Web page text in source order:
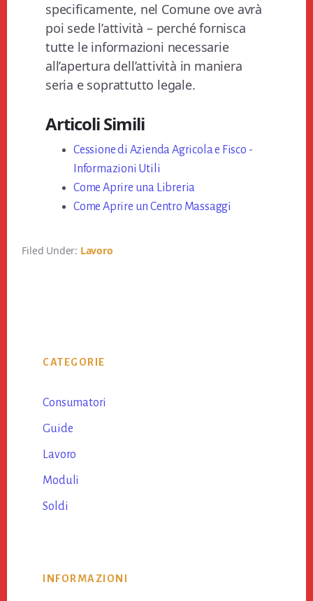
specificamente, nel Comune ove avrà
poi sede l’attività – perché fornisca
tutte le informazioni necessarie
all’apertura dell’attività in maniera
seria e soprattutto legale.
Articoli Simili
Cessione di Azienda Agricola e Fisco -
Informazioni Utili
Come Aprire una Libreria
Come Aprire un Centro Massaggi
Filed Under: Lavoro
Sidebar
CATEGORIE
Consumatori
Guide
Lavoro
Moduli
Soldi
INFORMAZIONI